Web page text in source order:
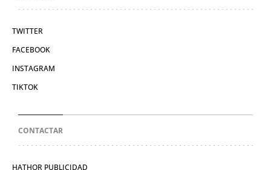
TWITTER
FACEBOOK
INSTAGRAM
TIKTOK
CONTACTAR
HATHOR PUBLICIDAD